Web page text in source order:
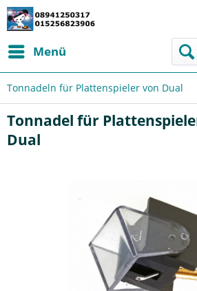
Menü
Tonnadeln für Plattenspieler von Dual
Tonnadel für
Dual